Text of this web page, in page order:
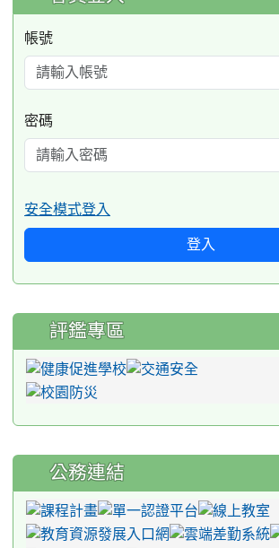
帳號
密碼
安全模式登入
登入
評鑑專區
公務連結